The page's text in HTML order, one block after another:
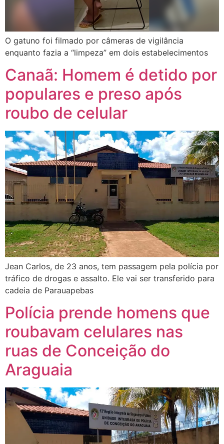
O gatuno foi filmado por câmeras de vigilância
enquanto fazia a “limpeza” em dois estabelecimentos
Canaã: Homem é detido por
populares e preso após
roubo de celular
Jean Carlos, de 23 anos, tem passagem pela polícia por
tráfico de drogas e assalto. Ele vai ser transferido para
cadeia de Parauapebas
Polícia prende homens que
roubavam celulares nas
ruas de Conceição do
Araguaia